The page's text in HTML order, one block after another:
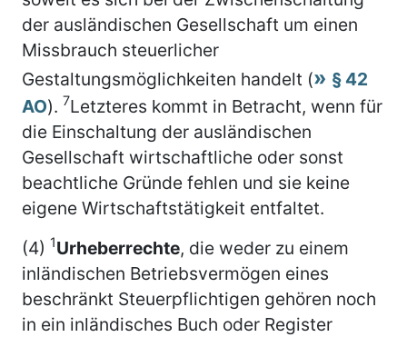
der ausländischen Gesellschaft um einen
Missbrauch steuerlicher
Gestaltungsmöglichkeiten handelt (
§ 42
AO). 7Letzteres kommt in Betracht, wenn für
die Einschaltung der ausländischen
Gesellschaft wirtschaftliche oder sonst
beachtliche Gründe fehlen und sie keine
eigene Wirtschaftstätigkeit entfaltet.
(4) 1Urheberrechte, die weder zu einem
inländischen Betriebsvermögen eines
beschränkt Steuerpflichtigen gehören noch
in ein inländisches Buch oder Register